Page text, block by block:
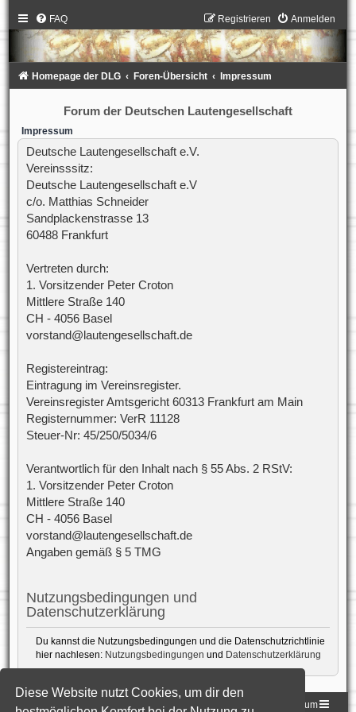
Diese Website nutzt Cookies, um dir den
FAQ Anmelden
Registrieren
Homepage der DLG Foren-Übersicht Impressum
Forum der Deutschen Lautengesellschaft
Impressum
Deutsche Lautengesellschaft e.V.
Vereinsssitz:
Deutsche Lautengesellschaft e.V
c/o. Matthias Schneider
Sandplackenstrasse 13
60488 Frankfurt
Vertreten durch:
1. Vorsitzender Peter Croton
Mittlere Straße 140
CH - 4056 Basel
vorstand@lautengesellschaft.de
Registereintrag:
Eintragung im Vereinsregister.
Vereinsregister Amtsgericht 60313 Frankfurt am Main
Registernummer: VerR 11128
Steuer-Nr: 45/250/5034/6
Verantwortlich für den Inhalt nach § 55 Abs. 2 RStV:
1. Vorsitzender Peter Croton
Mittlere Straße 140
CH - 4056 Basel
vorstand@lautengesellschaft.de
Angaben gemäß § 5 TMG
Nutzungsbedingungen und
Datenschutzerklärung
Du kannst die Nutzungsbedingungen und die Datenschutzrichtlinie
hier nachlesen: Nutzungsbedingungen und Datenschutzerklärung
Homepage der DLG Foren-Übersicht Impressum